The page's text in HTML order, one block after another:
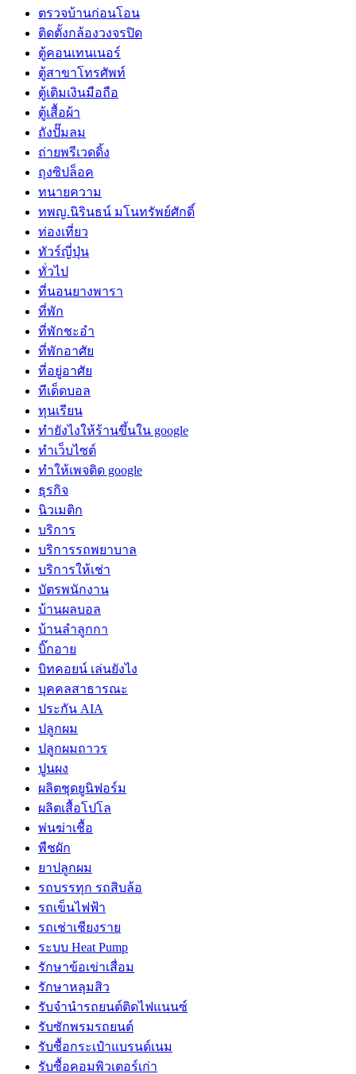
ตรวจบ้านก่อนโอน
ติดตั้งกล้องวงจรปิด
ตู้คอนเทนเนอร์
ตู้สาขาโทรศัพท์
ตู้เติมเงินมือถือ
ตู้เสื้อผ้า
ถังปั๊มลม
ถ่ายพรีเวดดิ้ง
ถุงซิปล็อค
ทนายความ
ทพญ.นิรินธน์ มโนทรัพย์ศักดิ์
ท่องเที่ยว
ทัวร์ญี่ปุ่น
ทั่วไป
ที่นอนยางพารา
ที่พัก
ที่พักชะอำ
ที่พักอาศัย
ที่อยู่อาศัย
ทีเด็ดบอล
ทุนเรียน
ทํายังไงให้ร้านขึ้นใน google
ทําเว็บไซต์
ทําให้เพจติด google
ธุรกิจ
นิวเมติก
บริการ
บริการรถพยาบาล
บริการให้เช่า
บัตรพนักงาน
บ้านผลบอล
บ้านลำลูกกา
บิ๊กอาย
บิทคอยน์ เล่นยังไง
บุคคลสาธารณะ
ประกัน AIA
ปลูกผม
ปลูกผมถาวร
ปูนผง
ผลิตชุดยูนิฟอร์ม
ผลิตเสื้อโปโล
พ่นฆ่าเชื้อ
พืชผัก
ยาปลูกผม
รถบรรทุก รถสิบล้อ
รถเข็นไฟฟ้า
รถเช่าเชียงราย
ระบบ Heat Pump
รักษาข้อเข่าเสื่อม
รักษาหลุมสิว
รับจํานํารถยนต์ติดไฟแนนซ์
รับซักพรมรถยนต์
รับซื้อกระเป๋าแบรนด์เนม
รับซื้อคอมพิวเตอร์เก่า